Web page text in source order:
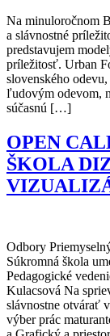
Na minuloročnom
a slávnostné
predstavujem
príležitosť. Urban
slovenského
ľudovým odevom,
súčasnú […]
OPEN
ŠKOLA
Odbory
Súkromná škola
Pedagogické
Kulacsová Na
slávnostne otvárať
výber prác